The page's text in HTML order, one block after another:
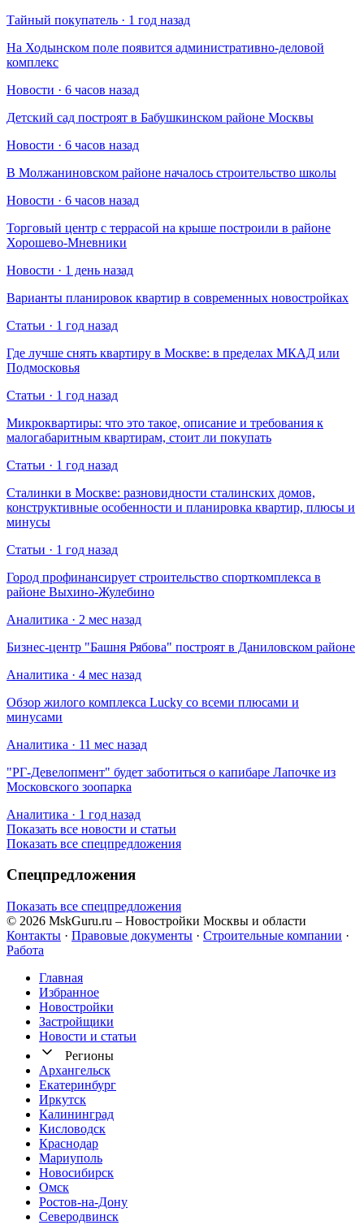
Тайный покупатель · 1 год назад
На Ходынском поле появится административно-деловой
комплекс
Новости · 6 часов назад
Детский сад построят в Бабушкинском районе Москвы
Новости · 6 часов назад
В Молжаниновском районе началось строительство школы
Новости · 6 часов назад
Торговый центр с террасой на крыше построили в районе
Хорошево-Мневники
Новости · 1 день назад
Варианты планировок квартир в современных новостройках
Статьи · 1 год назад
Где лучше снять квартиру в Москве: в пределах МКАД или
Подмосковья
Статьи · 1 год назад
Микроквартиры: что это такое, описание и требования к
малогабаритным квартирам, стоит ли покупать
Статьи · 1 год назад
Сталинки в Москве: разновидности сталинских домов,
конструктивные особенности и планировка квартир, плюсы и
минусы
Статьи · 1 год назад
Город профинансирует строительство спорткомплекса в
районе Выхино-Жулебино
Аналитика · 2 мес назад
Бизнес-центр "Башня Рябова" построят в Даниловском районе
Аналитика · 4 мес назад
Обзор жилого комплекса Lucky со всеми плюсами и
минусами
Аналитика · 11 мес назад
​"РГ-Девелопмент" будет заботиться о капибаре Лапочке из
Московского зоопарка
Аналитика · 1 год назад
Показать все новости и статьи
Показать все спецпредложения
Спецпредложения
Показать все спецпредложения
© 2026 MskGuru.ru – Новостройки Москвы и области
Контакты · Правовые документы · Строительные компании ·
Работа
Главная
Избранное
Новостр ойки
Застройщики
Новости и статьи
Регионы
Архангельск
Екатеринбург
Иркутск
Калининград
Кисловодск
Краснодар
Мариуполь
Новосибирск
Омск
Ростов-на-Дону
Северодвинск